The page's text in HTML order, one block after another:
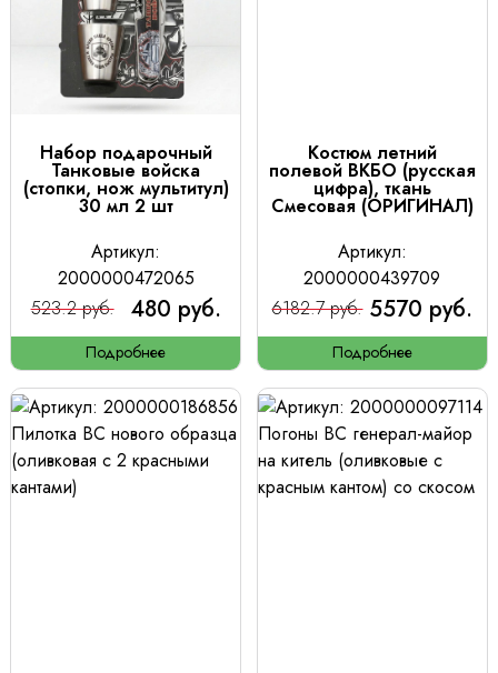
Набор подарочный
Танковые войска
(стопки, нож мультитул)
30 мл 2 шт
Артикул:
2000000472065
523.2 руб.
480 руб.
Подробнее
Костюм летний
полевой ВКБО (русская
цифра), ткань
Смесовая (ОРИГИНАЛ)
Артикул:
2000000439709
6182.7 руб. 5570 руб.
Подробнее